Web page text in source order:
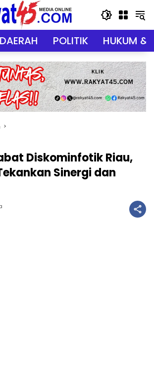
DAERAH POLITIK HUKUM &
Diskominfotik Riau,
Sinergi dan